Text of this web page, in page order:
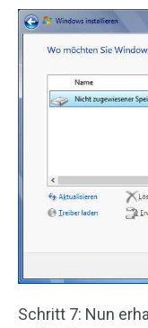
Schritt 7: Nun